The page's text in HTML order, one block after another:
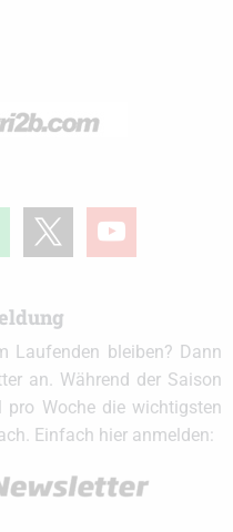
youtube
Laufenden bleiben? Dann
an. Während der Saison
Woche die wichtigsten
Einfach hier anmelden: